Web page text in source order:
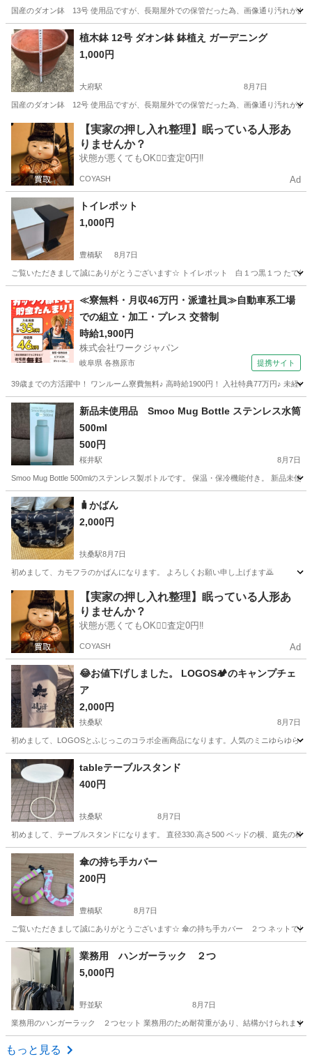
国産のダオン鉢 13号 使用品ですが、長期屋外での保管だった為、画像通り汚れがあ
愛知 大府市 大府駅 その他 10号
植木鉢 12号 ダオン鉢 鉢植え ガーデニング
1,000円
大府駅 8月7日
国産のダオン鉢 12号 使用品ですが、長期屋外での保管だった為、画像通り汚れがあ
愛知 大府市 大府駅 その他 鉢植え
【実家の押し入れ整理】眠っている人形あ
りませんか？
状態が悪くてもOK🙆‍♀️査定0円‼️
COYASH Ad
トイレポット
1,000円
豊橋駅 8月7日
ご覧いただきまして誠にありがとうございます☆ トイレポット 白１つ黒１つ たて約
豊橋駅 家庭用品
≪寮無料・月収46万円・派遣社員≫自動車系工場
での組立・加工・プレス 交替制
時給1,900円
株式会社ワークジャパン
岐阜県 各務原市 提携サイト
39歳までの方活躍中！ ワンルーム寮費無料♪ 高時給1900円！ 入社特典77万円♪ 未経
岐阜 各務原市 その他
新品未使用品 Smoo Mug Bottle ステンレス水筒
500ml
500円
桜井駅 8月7日
Smoo Mug Bottle 500mlのステンレス製ボトルです。 保温・保冷機能付き。 新品未使
愛知 安城市 桜井駅
🧳かばん
2,000円
扶桑駅8月7日
初めまして、カモフラのかばんになります。 よろしくお願い申し上げます🙇
愛知 丹羽郡 扶桑駅 家庭用品
【実家の押し入れ整理】眠っている人形あ
りませんか？
状態が悪くてもOK🙆‍♀️査定0円‼️
COYASH Ad
😂お値下げしました。 LOGOS🏕️のキャンプチェ
ア
2,000円
扶桑駅 8月7日
初めまして、LOGOSとふじっこのコラボ企画商品になります。人気のミニゆらゆら
愛知 丹羽郡 家庭用品 LOGOS
tableテーブルスタンド
400円
扶桑駅 8月7日
初めまして、テーブルスタンドになります。 直径330.高さ500 ベッドの横、庭先の椅
愛知 丹羽郡 扶桑駅 家庭用品
傘の持ち手カバー
200円
豊橋駅 8月7日
ご覧いただきまして誠にありがとうございます☆ 傘の持ち手カバー ２つ ネットで見
愛知 豊橋市 豊橋駅 その他
業務用 ハンガーラック ２つ
5,000円
野並駅 8月7日
業務用のハンガーラック ２つセット 業務用のため耐荷重があり、結構かけられます
愛知 名古屋市
もっと見る